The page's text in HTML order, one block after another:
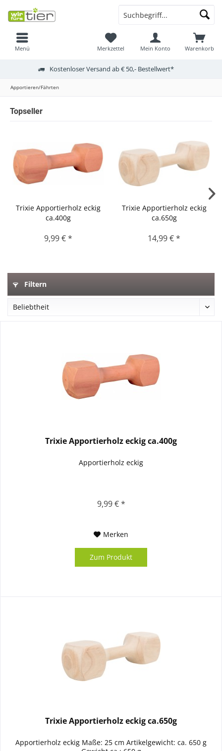
Menü Warenkorb
Merkzettel Mein Konto
Kostenloser Versand ab € 50,- Bestellwert*
Apportieren/Fährten
Topseller
Trixie Apportierholz eckig
ca.400g
9,99 € *
Trixie Apportierholz eckig
ca.650g
14,99 € *
Filtern
Trixie Apportierholz eckig ca.400g
Apportierholz eckig
9,99 € *
Merken
Zum Produkt
Trixie Apportierholz eckig ca.650g
Apportierholz eckig Maße: 25 cm Artikelgewicht: ca. 650 g